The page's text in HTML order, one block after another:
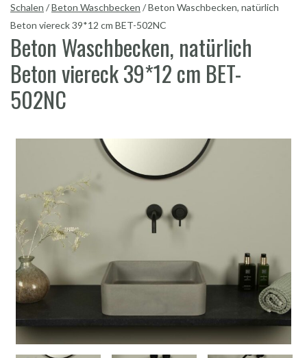
Schalen /Beton Waschbecken /Beton Waschbecken, natürlich
Beton viereck 39*12 cm BET-502NC
Beton Waschbecken, natürlich
Beton viereck 39*12 cm BET-
502NC